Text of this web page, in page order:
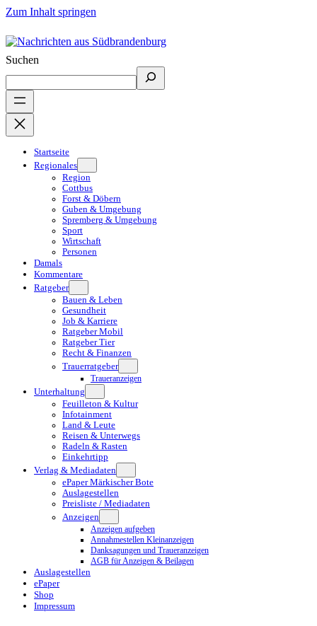
Zum Inhalt springen
Suchen
Startseite
Regionales
Region
Cottbus
Forst & Döbern
Guben & Umgebung
Spremberg & Umgebung
Sport
Wirtschaft
Personen
Damals
Kommentare
Ratgeber
Bauen & Leben
Gesundheit
Job & Karriere
Ratgeber Mobil
Ratgeber Tier
Recht & Finanzen
Trauerratgeber
Traueranzeigen
Unterhaltung
Feuilleton & Kultur
Infotainment
Land & Leute
Reisen & Unterwegs
Radeln & Rasten
Einkehrtipp
Verlag & Mediadaten
ePaper Märkischer Bote
Auslagestellen
Preisliste / Mediadaten
Anzeigen
Anzeigen aufgeben
Annahmestellen Kleinanzeigen
Danksagungen und Traueranzeigen
AGB für Anzeigen & Beilagen
Auslagestellen
ePaper
Shop
Impressum